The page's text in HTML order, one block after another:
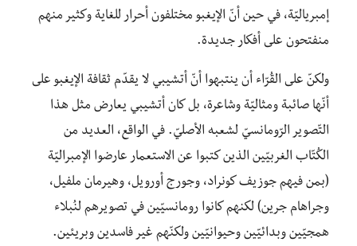
إمبرياليّة، في حين أنّ الإيغبو مختلفون أحرار للغاية وكثير منهم
منفتحون على أفكار جديدة.
ولكنّ على القُرّاء أن ينتبهوا أنّ أتشيبي لا يقدّم ثقافة الإيغبو على
أنّها صائبة ومثاليّة وشاعرة، بل كان أتشيبي يعارض مثل هذا
التّصوير الرّومانسيّ لشعبه الأصليّ. في الواقع، العديد من
الكُتّاب الغربيّين الذين كتبوا عن الاستعمار عارضوا الإمبراليّة
(بمن فيهم جوزيف كونراد، وجورج أورويل، وهيرمان ملفيل،
وجراهام جرين) لكنهم كانوا رومانسيّين في تصويرهم لنُبلاء
همجيّين وبدائيّين وحيوانيّين ولكنّهم غير فاسدين وبريئين.